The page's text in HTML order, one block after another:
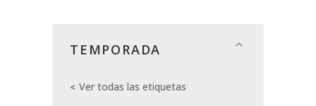
TEMPORADA
Ver todas las etiquetas